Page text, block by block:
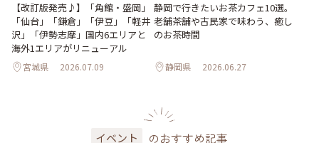
【改訂版発売♪】「角館・盛岡」
「仙台」「鎌倉」「伊豆」「軽井
沢」「伊勢志摩」国内6エリアと
海外1エリアがリニューアル
宮城県 2026.07.09
静岡で行きたいお茶カフェ10選。
老舗茶舗や古民家で味わう、癒し
のお茶時間
静岡県 2026.06.27
イベント のおすすめ記事